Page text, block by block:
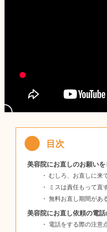
美容院にお直しのお願い
むしろ、お直しに来
ミスは責任もって直
無料お直し期間があ
美容院にお直し依頼の電
電話をする際の注意